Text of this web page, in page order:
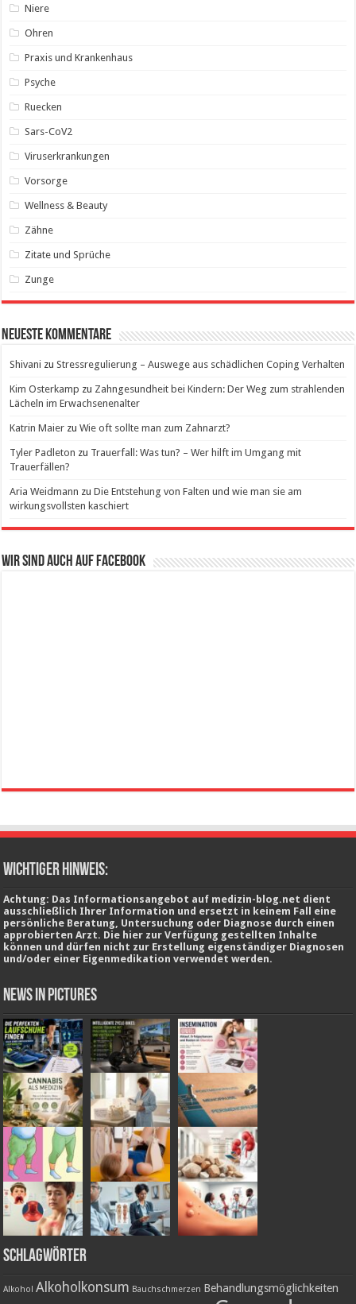
Niere
Ohren
Praxis und Krankenhaus
Psyche
Ruecken
Sars-CoV2
Viruserkrankungen
Vorsorge
Wellness & Beauty
Zähne
Zitate und Sprüche
Zunge
Neueste Kommentare
Shivani zuStressregulierung – Auswege aus schädlichen Coping Verhalten
Kim Osterkamp zu Zahngesundheit bei Kindern: Der Weg zum strahlenden
Lächeln im Erwachsenenalter
Katrin Maier zuWie oft sollte man zum Zahnarzt?
Tyler Padleton zu Trauerfall: Was tun? – Wer hilft im Umgang mit
Trauerfällen?
Aria Weidmann zuDie Entstehung von Falten und wie man sie am
wirkungsvollsten kaschiert
Wir sind auch auf Facebook
wichtiger Hinweis:
Achtung: Das Informationsangebot auf medizin-blog.net dient
ausschließlich Ihrer Information und ersetzt in keinem Fall eine
persönliche Beratung, Untersuchung oder Diagnose durch einen
approbierten Arzt. Die hier zur Verfügung gestellten Inhalte
können und dürfen nicht zur Erstellung eigenständiger Diagnosen
und/oder einer Eigenmedikation verwendet werden.
News in Pictures
Schlagwörter
Alkohol Alkoholkonsum Bauchschmerzen Behandlungsmöglichkeiten